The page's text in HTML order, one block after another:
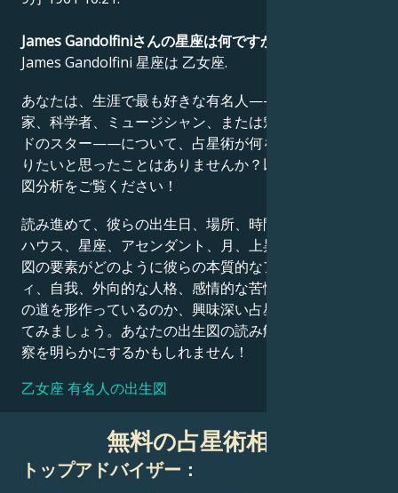
James Gandolfiniさんの星座は何ですか？
James Gandolfini 星座は 乙女座.
あなたは、生涯で最も好きな有名人——政治家、発明
家、科学者、ミュージシャン、または魅力的なハリウッ
ドのスター——について、占星術が何を語っているか知
りたいと思ったことはありませんか？以下の詳細な出生
図分析をご覧ください！
読み進めて、彼らの出生日、場所、時間、惑星の位置、
ハウス、星座、アセンダント、月、上昇星座など、出生
図の要素がどのように彼らの本質的なアイデンティテ
ィ、自我、外向的な人格、感情的な苦悩、そして成功へ
の道を形作っているのか、興味深い占星術的解釈を探っ
てみましょう。あなたの出生図の読み解きも、同様の洞
察を明らかにするかもしれません！
乙女座 有名人の出生図
無料の占星術相談
トップアドバイザー：